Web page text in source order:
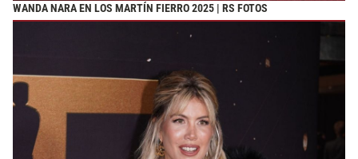
WANDA NARA EN LOS MARTÍN FIERRO 2025 | RS FOTOS